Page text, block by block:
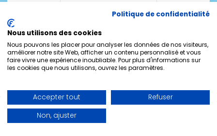
Raccord droit nylon - 25 mm
Politique de confidentialité
Nous utilisons des cookies
Nous pouvons les placer pour analyser les données de nos visiteurs,
améliorer notre site Web, afficher un contenu personnalisé et vous
faire vivre une expérience inoubliable. Pour plus d'informations sur
les cookies que nous utilisons, ouvrez les paramètres.
Accepter tout
Refuser
Non, ajuster